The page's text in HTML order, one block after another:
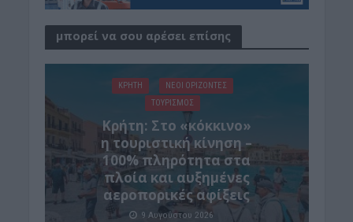
μπορεί να σου αρέσει επίσης
ΚΡΗΤΗ
ΝΕΟΙ ΟΡΙΖΟΝΤΕΣ
ΤΟΥΡΙΣΜΟΣ
Κρήτη: Στο «κόκκινο»
η τουριστική κίνηση –
100% πληρότητα στα
πλοία και αυξημένες
αεροπορικές αφίξεις
9 Αυγούστου 2026